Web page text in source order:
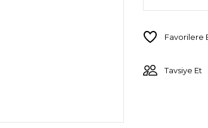
Tavsiye Et